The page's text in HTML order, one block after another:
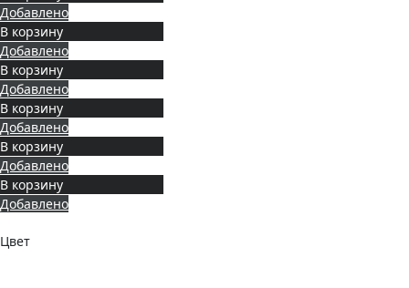
Добавлено
В корзину
Добавлено
В корзину
Добавлено
В корзину
Добавлено
В корзину
Добавлено
В корзину
Добавлено
Цвет